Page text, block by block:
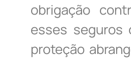
obrigação
esses seguros
proteção